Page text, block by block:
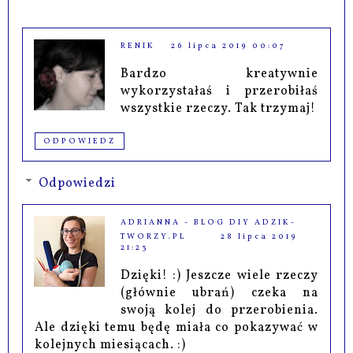
RENIK 26 lipca 2019 00:07
Bardzo kreatywnie
wykorzystałaś i przerobiłaś
wszystkie rzeczy. Tak trzymaj!
ODPOWIEDZ
Odpowiedzi
ADRIANNA - BLOG DIY ADZIK-
TWORZY.PL
28 lipca 2019
21:23
Dzięki! :) Jeszcze wiele rzeczy
(głównie ubrań) czeka na
swoją kolej do przerobienia.
Ale dzięki temu będę miała co pokazywać w
kolejnych miesiącach. :)